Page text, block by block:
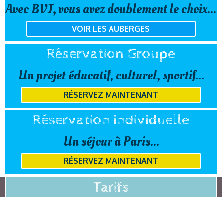
Avec BVJ, vous avez doublement le choix...
VOIR LES AUBERGES
Réservation Groupe
Un projet éducatif, culturel, sportif...
RÉSERVEZ MAINTENANT
Réservation individuelle
Un séjour à Paris...
RÉSERVEZ MAINTENANT
Tarifs